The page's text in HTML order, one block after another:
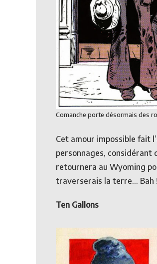
Comanche porte désormais des
Cet amour impossible fait
personnages, considérant
retournera au Wyoming
traverserais la terre… Bah
Ten Gallons